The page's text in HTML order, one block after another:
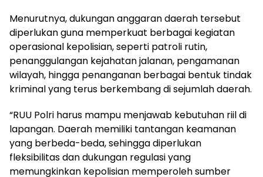
Menurutnya, dukungan anggaran daerah tersebut
diperlukan guna memperkuat berbagai kegiatan
operasional kepolisian, seperti patroli rutin,
penanggulangan kejahatan jalanan, pengamanan
wilayah, hingga penanganan berbagai bentuk tindak
kriminal yang terus berkembang di sejumlah daerah.
“RUU Polri harus mampu menjawab kebutuhan riil di
lapangan. Daerah memiliki tantangan keamanan
yang berbeda-beda, sehingga diperlukan
fleksibilitas dan dukungan regulasi yang
memungkinkan kepolisian memperoleh sumber